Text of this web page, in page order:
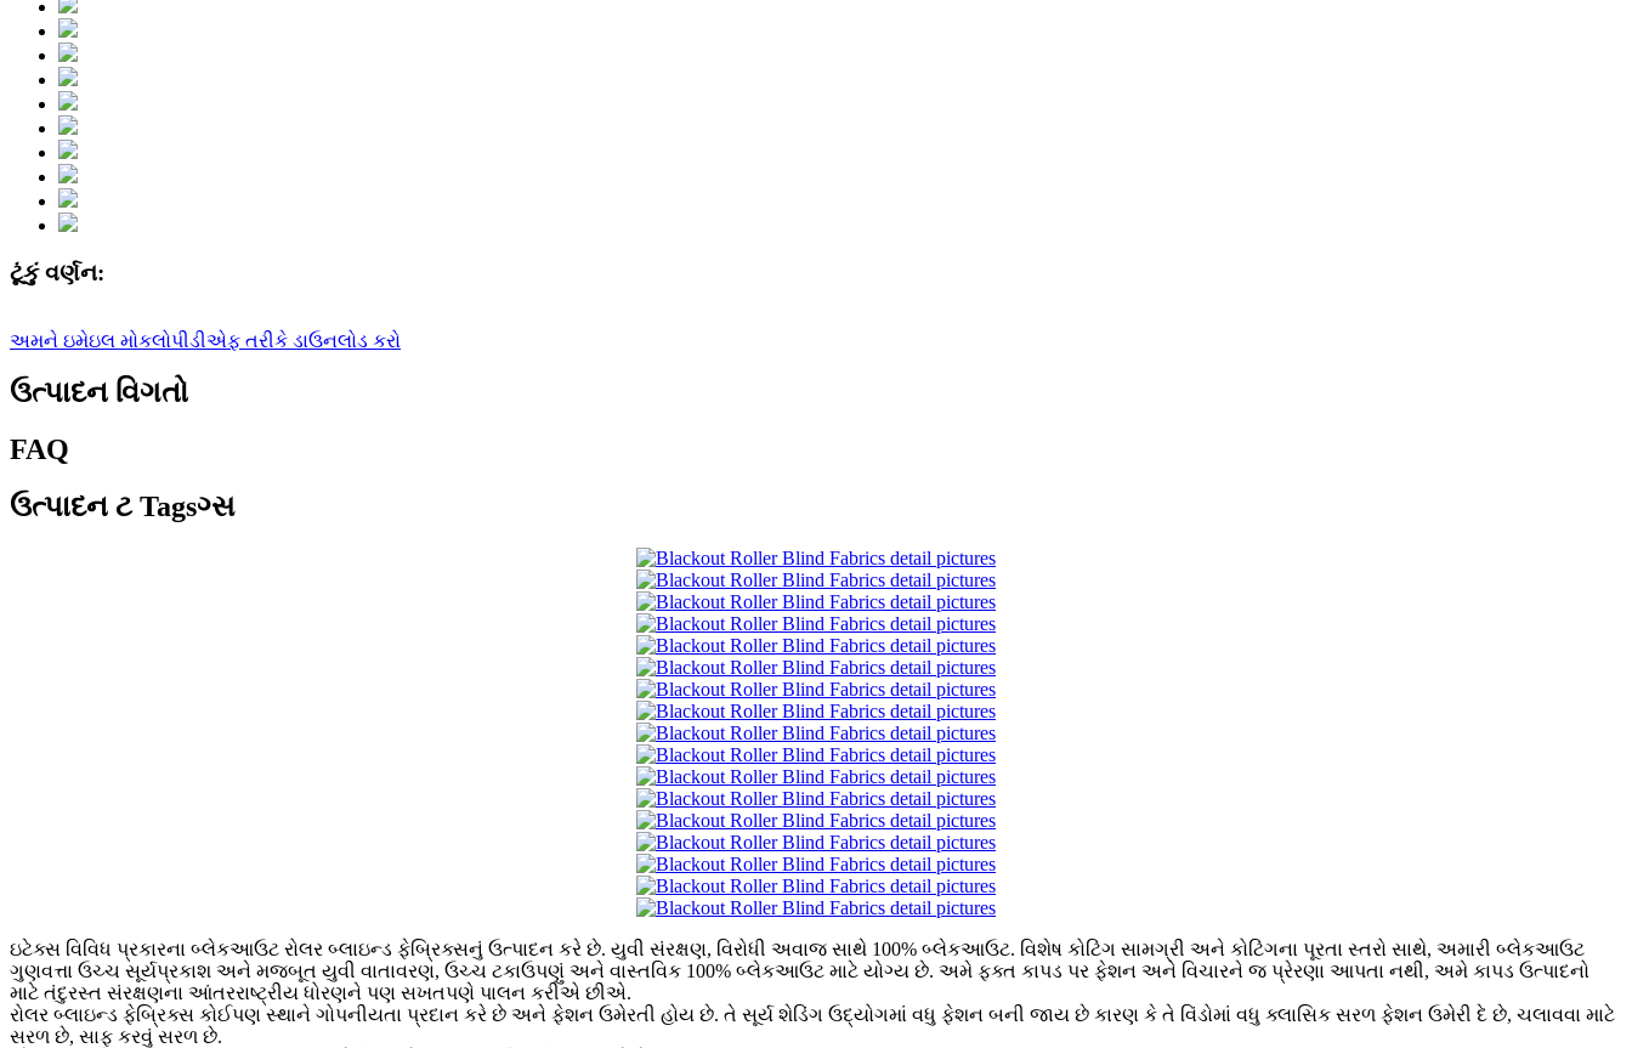
ટૂંકું વર્ણન:
અમને ઇમેઇલ મોકલોપીડીએફ તરીકે ડાઉનલોડ કરો
ઉત્પાદન વિગતો
FAQ
ઉત્પાદન ટ Tagsગ્સ
ઇટેક્સ વિવિધ પ્રકારના બ્લેકઆઉટ રોલર બ્લાઇન્ડ ફેબ્રિક્સનું ઉત્પાદન કરે છે. યુવી સંરક્ષણ, વિરોધી અવાજ સાથે 100% બ્લેકઆઉટ. વિશેષ કોટિંગ સામગ્રી અને કોટિંગના પૂરતા સ્તરો સાથે, અમારી બ્લેકઆઉટ
ગુણવત્તા ઉચ્ચ સૂર્યપ્રકાશ અને મજબૂત યુવી વાતાવરણ, ઉચ્ચ ટકાઉપણું અને વાસ્તવિક 100% બ્લેકઆઉટ માટે યોગ્ય છે. અમે ફક્ત કાપડ પર ફેશન અને વિચારને જ પ્રેરણા આપતા નથી, અમે કાપડ ઉત્પાદનો
માટે તંદુરસ્ત સંરક્ષણના આંતરરાષ્ટ્રીય ધોરણને પણ સખતપણે પાલન કરીએ છીએ.
રોલર બ્લાઇન્ડ ફેબ્રિક્સ કોઈપણ સ્થાને ગોપનીયતા પ્રદાન કરે છે અને ફેશન ઉમેરતી હોય છે. તે સૂર્ય શેડિંગ ઉદ્યોગમાં વધુ ફેશન બની જાય છે કારણ કે તે વિંડોમાં વધુ ક્લાસિક સરળ ફેશન ઉમેરી દે છે, ચલાવવા માટે
સરળ છે, સાફ કરવું સરળ છે.